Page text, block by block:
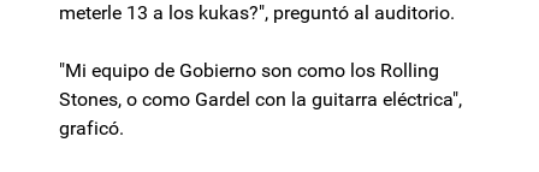
meterle 13 a los kukas?", preguntó al auditorio.
"Mi equipo de Gobierno son como los Rolling
Stones, o como Gardel con la guitarra eléctrica",
graficó.